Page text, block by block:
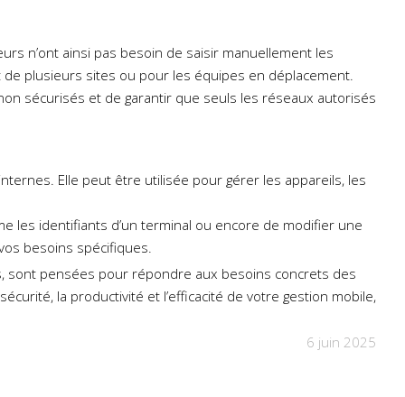
n’ont ainsi pas besoin de saisir manuellement les
plusieurs sites ou pour les équipes en déplacement.
sécurisés et de garantir que seuls les réseaux autorisés
Elle peut être utilisée pour gérer les appareils, les
les identifiants d’un terminal ou encore de modifier une
besoins spécifiques.
sont pensées pour répondre aux besoins concrets des
la productivité et l’efficacité de votre gestion mobile,
6 juin 2025